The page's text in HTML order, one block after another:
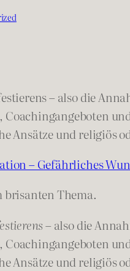
– also die
Ansätze und religiös
– Gefährliches
brisanten Thema.
– also die
Ansätze und religiös